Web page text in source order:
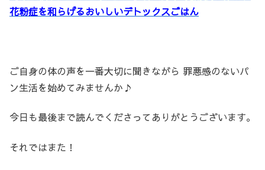
花粉症を和らげるおいしいデトックスごはん
ご自身の体の声を一番大切に聞きながら 罪悪感のないパ
ン生活を始めてみませんか♪
今日も最後まで読んでくださってありがとうございます。
それではまた！